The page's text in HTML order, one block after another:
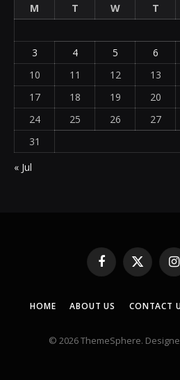
M
T W T
3
4 5 6
10
11 12 13
17
18 19 20
24
25 26 27
31
« Jul
Facebook
X
(Twitter)
HOME ABOUT US CONTACT
© 2026 ThemeSphere.